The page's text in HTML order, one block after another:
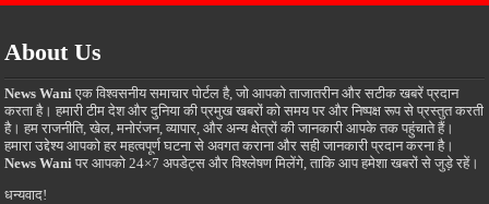
About Us
News Wani एक विश्वसनीय समाचार पोर्टल है, जो आपको ताजातरीन और सटीक खबरें प्रदान
करता है। हमारी टीम देश और दुनिया की प्रमुख खबरों को समय पर और निष्पक्ष रूप से प्रस्तुत करती
है। हम राजनीति, खेल, मनोरंजन, व्यापार, और अन्य क्षेत्रों की जानकारी आपके तक पहुंचाते हैं।
हमारा उद्देश्य आपको हर महत्वपूर्ण घटना से अवगत कराना और सही जानकारी प्रदान करना है।
News Wani पर आपको 24×7 अपडेट्स और विश्लेषण मिलेंगे, ताकि आप हमेशा खबरों से जुड़े रहें।
धन्यवाद!